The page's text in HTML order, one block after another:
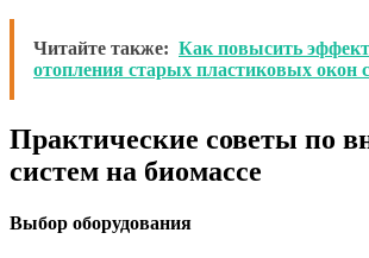
Читайте также: Как повысить
отопления старых пластиковых окон
Практические советы по
систем на биомассе
Выбор оборудования